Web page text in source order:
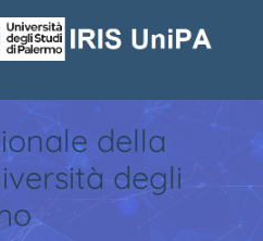
della
degli